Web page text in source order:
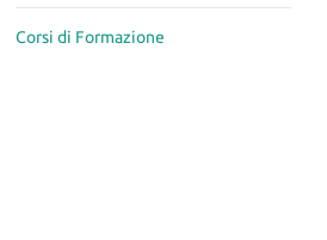
Corsi di Formazione